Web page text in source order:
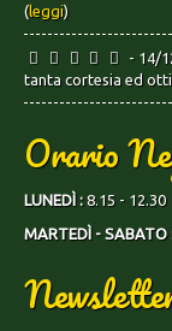
(leggi)
- 14/
tanta cortesia ed
Orario
LUNEDÌ :8.15 - 12.30
MARTEDÌ - SABATO